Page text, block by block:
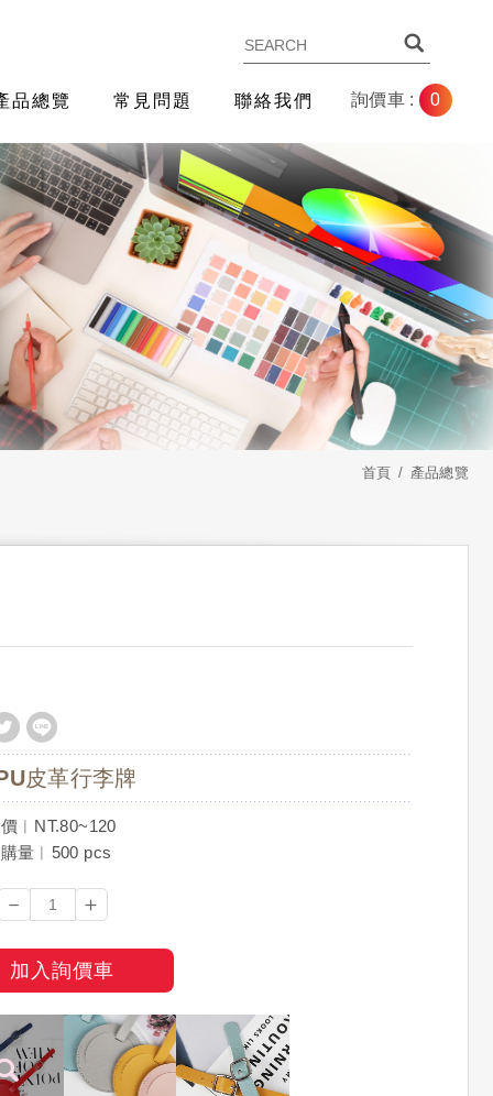
品總覽 常見問題 聯絡我們 詢價車 : 0
首頁 產品總覽
皮革行李牌
︱NT.80~120
量︱500 pcs
－ ＋
加入詢價車